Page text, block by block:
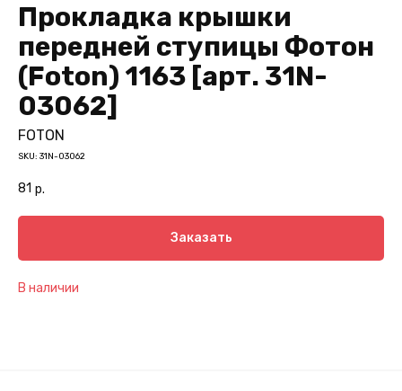
Прокладка крышки
передней ступицы Фотон
(Foton) 1163 [арт. 31N-
03062]
FOTON
SKU: 31N-03062
81 р.
Заказать
В наличии